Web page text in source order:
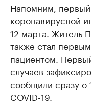
Напомним, первый
коронавирусной
12 марта. Житель
также стал
пациентом.
случаев
сообщили сразу о
COVID-19.